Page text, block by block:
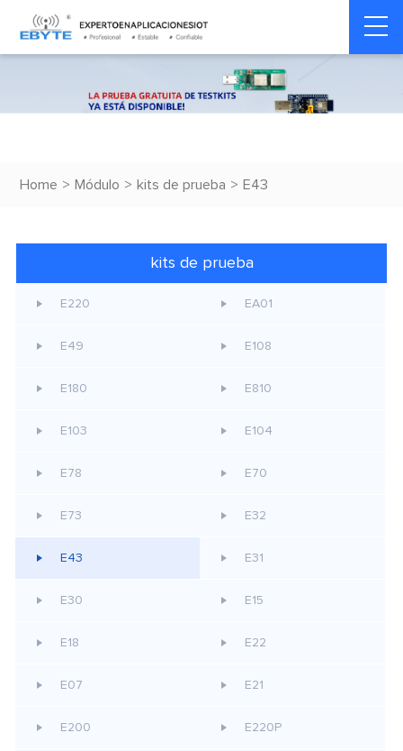
Home > Módulo > kits de prueba > E43
kits de prueba
E220 EA01
E49 E108
E180 E810
E103 E104
E78 E70
E73 E32
E43 E31
E30 E15
E18 E22
E07 E21
E200 E220P